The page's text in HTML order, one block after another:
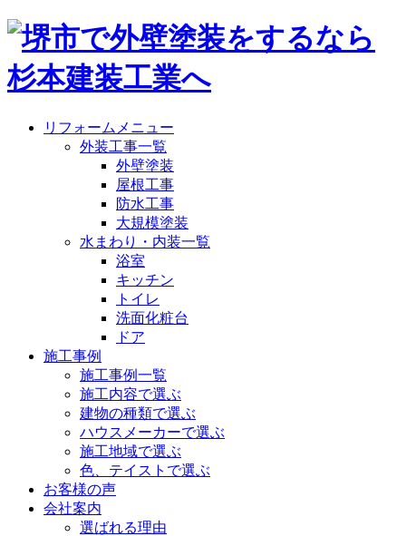
リフォームメニュー
外装工事一覧
外壁塗装
屋根工事
防水工事
大規模塗装
水まわり・内装一覧
浴室
キッチン
トイレ
洗面化粧台
ドア
施工事例
施工事例一覧
施工内容で選ぶ
建物の種類で選ぶ
ハウスメーカーで選ぶ
施工地域で選ぶ
色、テイストで選ぶ
お客様の声
会社案内
選ばれる理由